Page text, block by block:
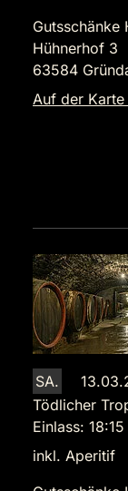
Gutsschänke
Hühnerhof 3
63584
Auf der
SA.
Tödlicher
Einlass:
inkl. Aperitif